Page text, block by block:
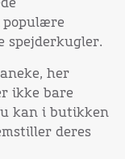
populære
spejderkugler.
her
ikke bare
kan i butikken
deres